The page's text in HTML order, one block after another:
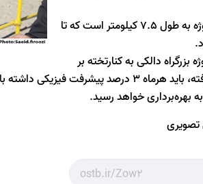
وی افزود: قطعه اول این پروژه به طول ۷.۵ کیلومتر است که تا
بزرگراه دالکی به کنارتخته بر
اساس برنامه‌ریزی صورت گرفته، باید هرماه
بهره‌برداری خواهد رسید.
تصویری